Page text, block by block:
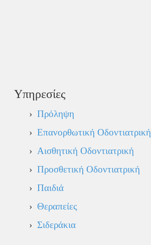
Υπηρεσίες
› Πρόληψη
› Επανορθωτική Οδοντιατρική
› Αισθητική Οδοντιατρική
› Προσθετική Οδοντιατρική
› Παιδιά
› Θεραπείες
› Σιδεράκια